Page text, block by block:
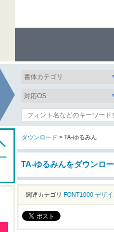
ダウンロード > TA-ゆるみん
TA-ゆるみんをダウンロ
関連カテゴリ FONT1000 デザ